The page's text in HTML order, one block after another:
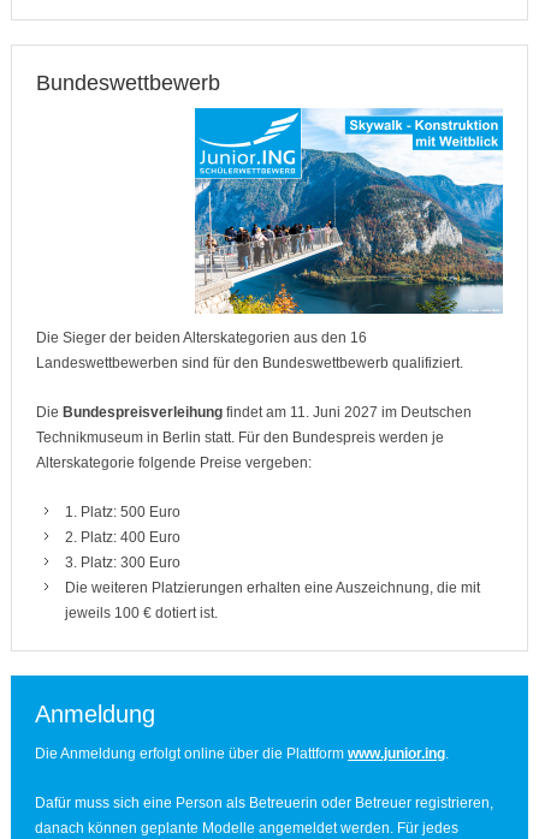
Bundeswettbewerb
Die Sieger der beiden Alterskategorien aus den 16
Landeswettbewerben sind für den Bundeswettbewerb qualifiziert.
Die Bundespreisverleihung findet am 11. Juni 2027 im Deutschen
Technikmuseum in Berlin statt. Für den Bundespreis werden je
Alterskategorie folgende Preise vergeben:
1. Platz: 500 Euro
2. Platz: 400 Euro
3. Platz: 300 Euro
Die weiteren Platzierungen erhalten eine Auszeichnung, die mit
jeweils 100 € dotiert ist.
Anmeldung
Die Anmeldung erfolgt online über die Plattform www.junior.ing.
Dafür muss sich eine Person als Betreuerin oder Betreuer registrieren,
danach können geplante Modelle angemeldet werden. Für jedes